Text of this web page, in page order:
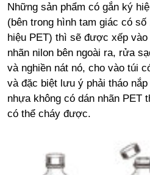
Những sản phẩm có gắn ký
(bên trong hình tam giác có
hiệu PET) thì sẽ được xếp
nhãn nilon bên ngoài ra, rửa
và nghiền nát nó, cho vào túi
và đặc biệt lưu ý phải tháo
nhựa không có dán nhãn PET
có thể cháy được.